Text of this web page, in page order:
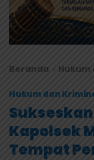
Beranda Hukum
Hukum dan
Kapolsek
Tempat